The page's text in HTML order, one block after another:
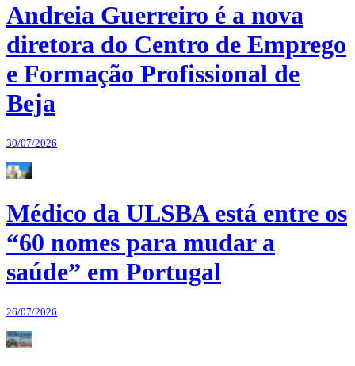
Andreia Guerreiro é a nova
diretora do Centro de Emprego
e Formação Profissional de
Beja
30/07/2026
Médico da ULSBA está entre os
“60 nomes para mudar a
saúde” em Portugal
26/07/2026